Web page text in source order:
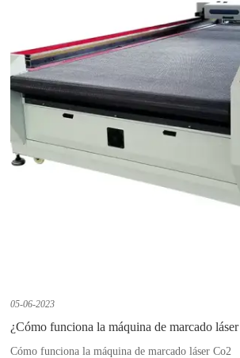
05-06-2023
¿Cómo funciona la máquina de marcado
Cómo funciona la máquina de marcado láser Co2